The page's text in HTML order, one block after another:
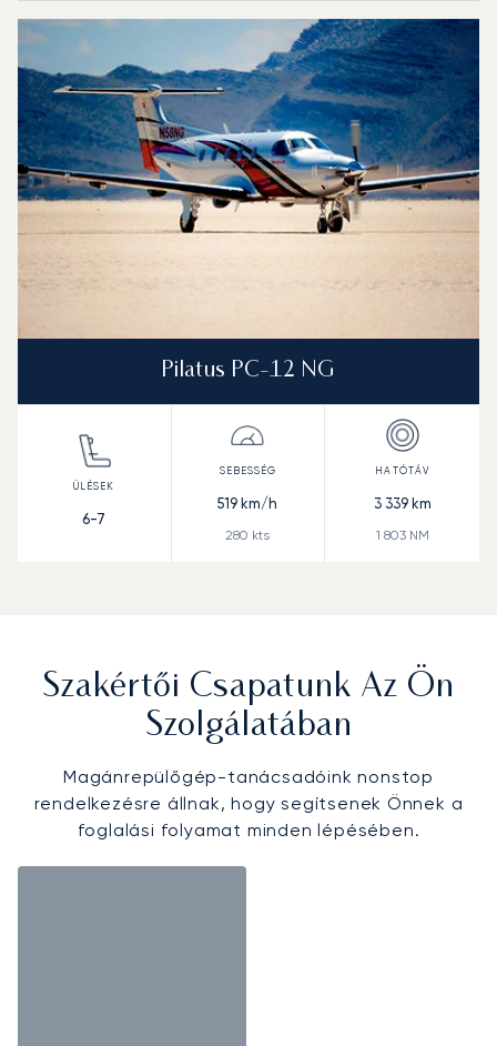
Pilatus PC-12 NG
6-7
519 km/h
280 kts
3 339km
1 803NM
Szakértői Csapatunk Az Ön
Szolgálatában
Magánrepülőgép-tanácsadóink nonstop
rendelkezésre állnak, hogy segítsenek Önnek a
foglalási folyamat minden lépésében.